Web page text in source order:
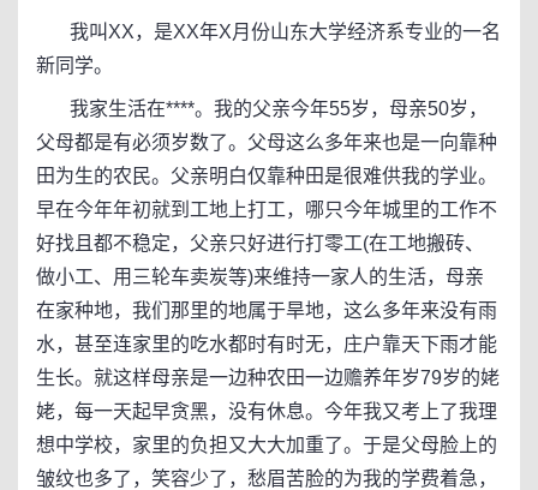
我叫XX，是XX年X月份山东大学经济系专业的一名
新同学。
我家生活在****。我的父亲今年55岁，母亲50岁，
父母都是有必须岁数了。父母这么多年来也是一向靠种
田为生的农民。父亲明白仅靠种田是很难供我的学业。
早在今年年初就到工地上打工，哪只今年城里的工作不
好找且都不稳定，父亲只好进行打零工(在工地搬砖、
做小工、用三轮车卖炭等)来维持一家人的生活，母亲
在家种地，我们那里的地属于旱地，这么多年来没有雨
水，甚至连家里的吃水都时有时无，庄户靠天下雨才能
生长。就这样母亲是一边种农田一边赡养年岁79岁的姥
姥，每一天起早贪黑，没有休息。今年我又考上了我理
想中学校，家里的负担又大大加重了。于是父母脸上的
皱纹也多了，笑容少了，愁眉苦脸的为我的学费着急，